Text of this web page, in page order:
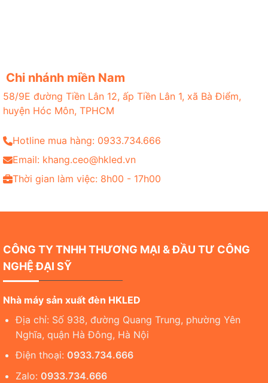
Chi nhánh miền Nam
58/9E đường Tiền Lân 12, ấp Tiền Lân 1, xã Bà Điểm,
huyện Hóc Môn, TPHCM
Hotline mua hàng: 0933.734.666
Email: khang.ceo@hkled.vn
Thời gian làm việc: 8h00 - 17h00
CÔNG TY TNHH THƯƠNG MẠI & ĐẦU TƯ CÔNG
NGHỆ ĐẠI SỸ
Nhà máy sản xuất đèn HKLED
Địa chỉ: Số 938, đường Quang Trung, phường Yên
Nghĩa, quận Hà Đông, Hà Nội
Điện thoại: 0933.734.666
Zalo: 0933.734.666